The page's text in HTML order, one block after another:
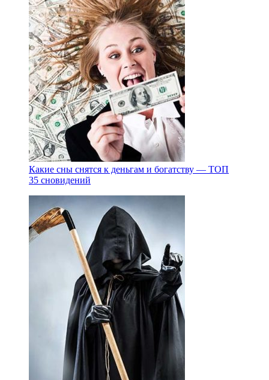
Какие сны снятся к деньгам и богатству — ТОП
35 сновидений